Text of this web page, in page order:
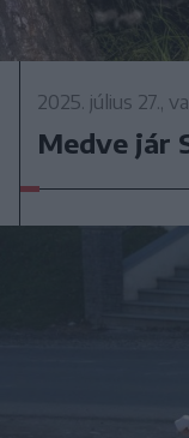
2025. július 27.,
Medve jár